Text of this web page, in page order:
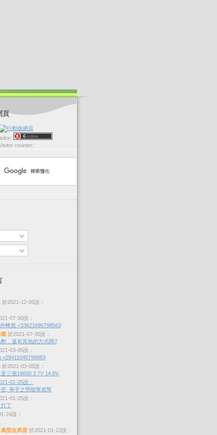
頁
counter:
於2021-12-05說：
07-30說：
蜂窩 <33621695798563
窩於2021-07-30說：
，還有其他的方式嗎?
03-05說：
<29411048799983
於2021-03-05說：
三個18650 3.7V 14.8V,
01-25說：
, 舉手之勞能幫就幫
01-25說：
了
24說：
型在夙昔於2021-01-22說：